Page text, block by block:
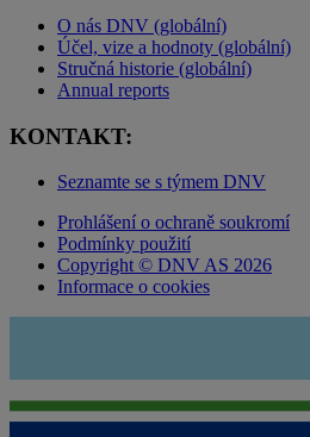
O nás DNV (globální)
Účel, vize a hodnoty (globální)
Stručná historie (globální)
Annual reports
KONTAKT:
Seznamte se s týmem DNV
Prohlášení o ochraně soukromí
Podmínky použití
Copyright © DNV AS 2026
Informace o cookies